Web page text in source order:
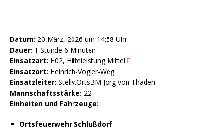
Datum: 20 März, 2026 um 14:58 Uhr
Dauer: 1 Stunde 6 Minuten
Einsatzart: H02, Hilfeleistung Mittel
Einsatzort: Heinrich-Vogler-Weg
Einsatzleiter: Stellv.OrtsBM Jörg von Thaden
Mannschaftsstärke: 22
Einheiten und Fahrzeuge:
Ortsfeuerwehr Schlußdorf